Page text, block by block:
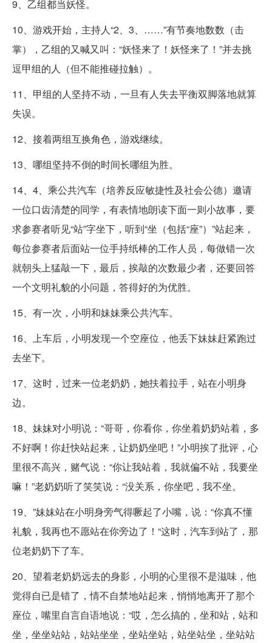
9、乙组都当妖怪。
10、游戏开始，主持人“2、3、……”有节奏地数数（击
掌），乙组的又喊又叫：“妖怪来了！妖怪来了！”并去挑
逗甲组的人（但不能推碰拉触）。
11、甲组的人坚持不动，一旦有人失去平衡双脚落地就算
失误。
12、接着两组互换角色，游戏继续。
13、哪组坚持不倒的时间长哪组为胜。
14、4、乘公共汽车（培养反应敏捷性及社会公德）邀请
一位口齿清楚的同学，有表情地朗读下面一则小故事，要
求参赛者听见“站”字坐下，听到“坐（包括“座”）”站起来，
每位参赛者后面站一位手持纸棒的工作人员，每做错一次
就朝头上猛敲一下，最后，挨敲的次数最少者，还要回答
一个文明礼貌的小问题，答得好的为优胜。
15、有一次，小明和妹妹乘公共汽车。
16、上车后，小明发现一个空座位，他丢下妹妹赶紧跑过
去坐下。
17、这时，过来一位老奶奶，她扶着拉手，站在小明身
边。
18、妹妹对小明说：“哥哥，你看你，你坐着奶奶站着，多
不好啊！你赶快站起来，让奶奶坐吧！”小明挨了批评，心
里很不高兴，赌气说：“你让我站着，我就偏不站，我要坐
嘛！”老奶奶听了笑笑说：“没关系，你坐吧，我不坐。
19、”妹妹站在小明身旁气得噘起了小嘴，说：“你真不懂
礼貌，我再也不愿站在你旁边了！“这时，汽车到站了，那
位老奶奶下了车。
20、望着老奶奶远去的身影，小明的心里很不是滋味，他
觉得自已是错了，情不自禁地站起来，悄悄地离开了那个
座位，嘴里自言自语地说：“哎，怎么搞的，坐和站，站和
坐，坐坐站站，站站坐坐，坐站坐站，站坐站坐，坐站站